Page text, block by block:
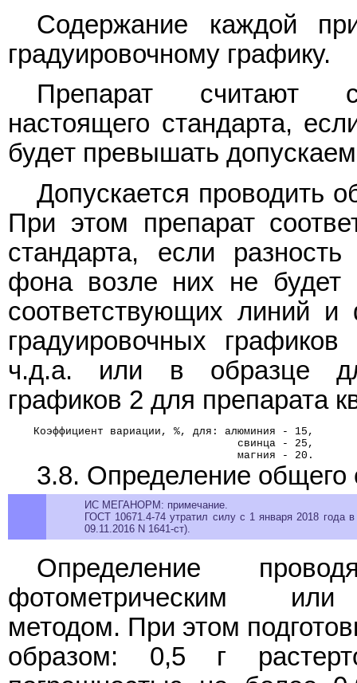
Содержание каждой
градуировочному графику.
Препарат считают
настоящего стандарта,
будет превышать
Допускается проводить
При этом препарат
стандарта, если
фона возле них не будет
соответствующих линий
градуировочных
ч.д.а. или в образце
графиков 2 для препарата
    Коэффициент вариации, %, для: алюминия - 15,
                                    свинца - 25,
                                    магния - 20.
3.8. Определение общего
ИС МЕГАНОРМ: примечание.
ГОСТ 10671.4-74 утратил силу с 1 января 2018 года
09.11.2016 N 1641-ст).
Определение
фотометрическим или
методом. При этом
образом: 0,5 г